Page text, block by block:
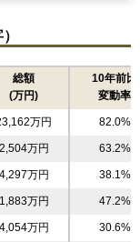
総額
(万円)
10年前比
変動率
万円 82.0%
2,504万円 63.2%
4,297万円 38.1%
1,883万円 47.2%
4,054万円 30.6%